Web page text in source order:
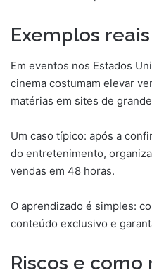
Exemplos
Em eventos nos Estados
cinema costumam elevar
matérias em sites de
Um caso típico: após a
do entretenimento,
vendas em 48 horas.
O aprendizado é simples:
conteúdo exclusivo e
Riscos e como